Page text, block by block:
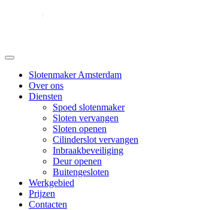
Slotenmaker Amsterdam
Over ons
Diensten
Spoed slotenmaker
Sloten vervangen
Sloten openen
Cilinderslot vervangen
Inbraakbeveiliging
Deur openen
Buitengesloten
Werkgebied
Prijzen
Contacten